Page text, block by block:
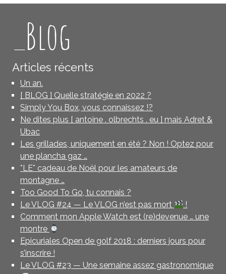
_Blog
Articles récents
Un an.
[ BLOG ] Quelle stratégie en 2022 ?
Simply You Box, vous connaissez !?
Ne dites plus [ antoine . olbrechts . eu ] mais Adret &
Ubac
Les grillades, uniquement en été ? Non ! Optez pour
une plancha gaz …
*LE* cadeau de Noël pour les amateurs de
montagne …
Too Good To Go, tu connais ?
Le VLOG #24 — Le VLOG n’est pas mort
!
Comment mon Apple Watch est (re)devenue … une
montre
Epicuriales Open de golf 2018 : derniers jours pour
s’inscrire !
Le VLOG #23 — Une semaine assez gastronomique